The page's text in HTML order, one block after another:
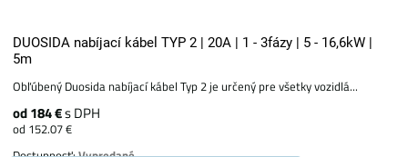
DUOSIDA nabíjací kábel TYP 2 | 20A | 1 - 3fázy | 5 - 16,6kW |
5m
Obľúbený Duosida nabíjací kábel Typ 2 je určený pre všetky vozidlá...
od 184 €s DPH
od 152.07 €